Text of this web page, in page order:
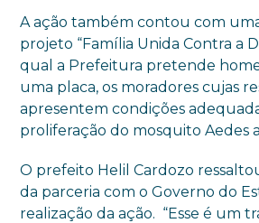
A ação também contou com
projeto “Família Unida Contra a
qual a Prefeitura pretende
uma placa, os moradores cujas
apresentem condições
proliferação do mosquito Aedes
O prefeito Helil Cardozo
da parceria com o Governo do
realização da ação. “Esse é um